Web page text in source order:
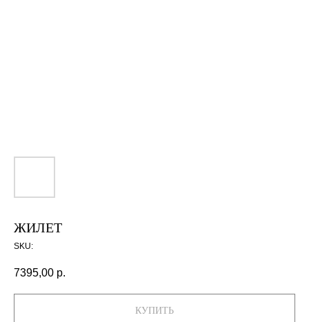
ЖИЛЕТ
SKU:
7395,00 р.
КУПИТЬ